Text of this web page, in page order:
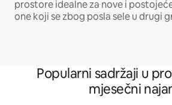
prostore idealne za nove i
one koji se zbog posla sele u drugi
Popularni sadržaji u
mjesečni